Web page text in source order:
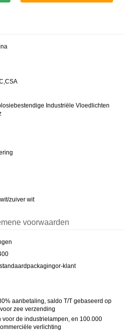
Industriële Vloedlichten
zuiver wit
voorwaarden
klant
aanbetaling, saldo T/T gebaseerd op
zee verzending
voor de industrielampen, en 100.000
verlichting